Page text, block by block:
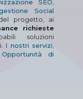
SEO
Social
progetto, ai
richieste
soluzioni
I nostri servizi
Opportunità di